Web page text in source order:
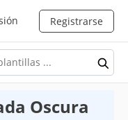
Registrarse
Oscura